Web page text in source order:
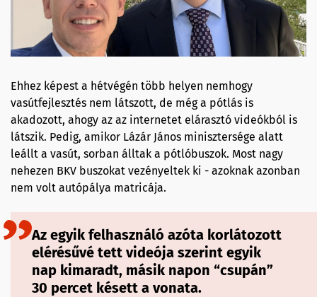
Ehhez képest a hétvégén több helyen nemhogy
vasútfejlesztés nem látszott, de még a pótlás is
akadozott, ahogy az az internetet elárasztó videókból is
látszik. Pedig, amikor Lázár János minisztersége alatt
leállt a vasút, sorban álltak a pótlóbuszok. Most nagy
nehezen BKV buszokat vezényeltek ki - azoknak azonban
nem volt autópálya matricája.
Az egyik felhasználó azóta korlátozott
elérésűvé tett videója szerint egyik
nap kimaradt, másik napon “csupán”
30 percet késett a vonata.